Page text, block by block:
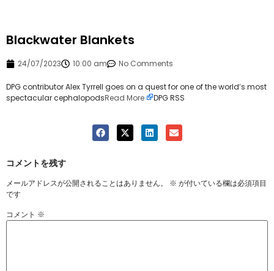
Blackwater Blankets
24/07/2023 10:00 am No Comments
DPG contributor Alex Tyrrell goes on a quest for one of the world’s most
spectacular cephalopodsRead More DPG RSS
コメントを残す
メールアドレスが公開されることはありません。 ※ が付いている欄は必須項目
です
コメント ※